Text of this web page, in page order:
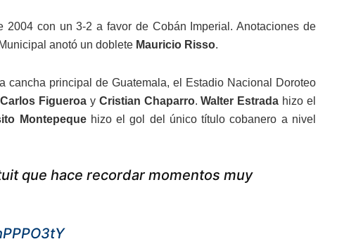
con un 3-2 a favor de Cobán Imperial. Anotaciones de
anotó un doblete Mauricio Risso.
principal de Guatemala, el Estadio Nacional Doroteo
Carlos Figueroa y Cristian Chaparro.Walter Estrada hizo el
Montepequehizo el gol del único título cobanero a nivel
que hace recordar momentos muy